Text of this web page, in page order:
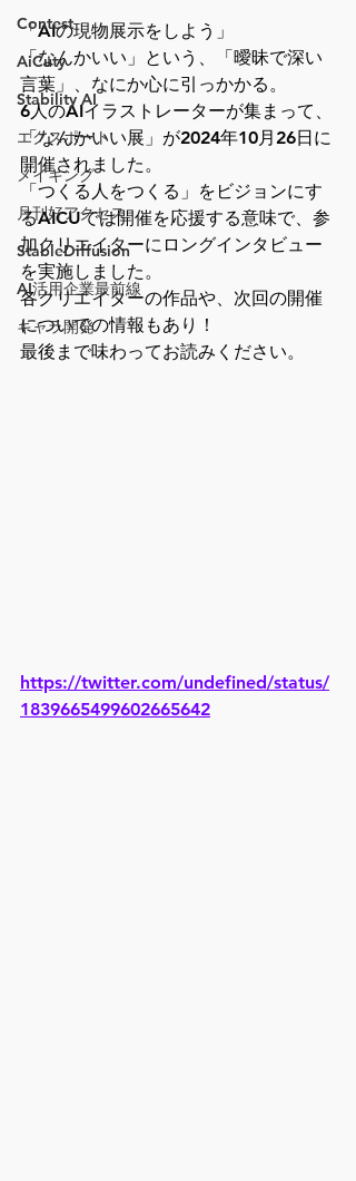
Contest
AiCuty
Stability AI
エクスポート
メイキング
月刊好アクセス
StableDiffusion
AI活用企業最前線
キャラ開発
「AIの現物展示をしよう」
「なんかいい」という、「曖昧で深い
言葉」、なにか心に引っかかる。
6人のAIイラストレーターが集まって、
「なんかいい展」が2024年10月26日に
開催されました。
「つくる人をつくる」をビジョンにす
るAICUでは開催を応援する意味で、参
加クリエイターにロングインタビュー
を実施しました。
各クリエイターの作品や、次回の開催
についての情報もあり！
最後まで味わってお読みください。
https://twitter.com/undefined/status/
1839665499602665642